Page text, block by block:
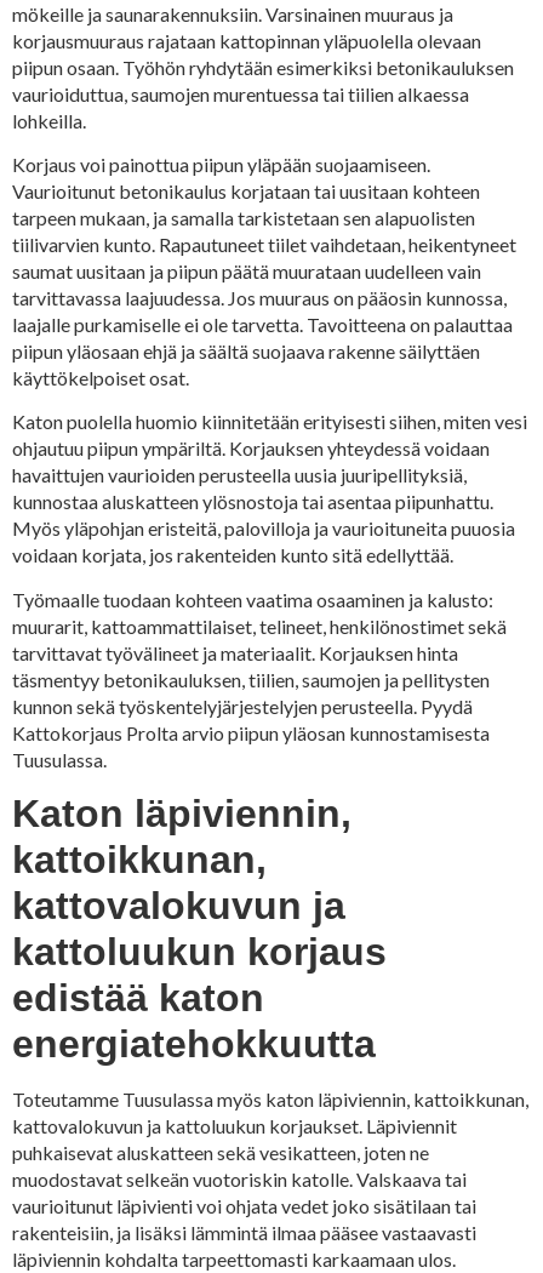
mökeille ja saunarakennuksiin. Varsinainen muuraus ja
korjausmuuraus rajataan kattopinnan yläpuolella olevaan
piipun osaan. Työhön ryhdytään esimerkiksi betonikauluksen
vaurioiduttua, saumojen murentuessa tai tiilien alkaessa
lohkeilla.
Korjaus voi painottua piipun yläpään suojaamiseen.
Vaurioitunut betonikaulus korjataan tai uusitaan kohteen
tarpeen mukaan, ja samalla tarkistetaan sen alapuolisten
tiilivarvien kunto. Rapautuneet tiilet vaihdetaan, heikentyneet
saumat uusitaan ja piipun päätä muurataan uudelleen vain
tarvittavassa laajuudessa. Jos muuraus on pääosin kunnossa,
laajalle purkamiselle ei ole tarvetta. Tavoitteena on palauttaa
piipun yläosaan ehjä ja säältä suojaava rakenne säilyttäen
käyttökelpoiset osat.
Katon puolella huomio kiinnitetään erityisesti siihen, miten vesi
ohjautuu piipun ympäriltä. Korjauksen yhteydessä voidaan
havaittujen vaurioiden perusteella uusia juuripellityksiä,
kunnostaa aluskatteen ylösnostoja tai asentaa piipunhattu.
Myös yläpohjan eristeitä, palovilloja ja vaurioituneita puuosia
voidaan korjata, jos rakenteiden kunto sitä edellyttää.
Työmaalle tuodaan kohteen vaatima osaaminen ja kalusto:
muurarit, kattoammattilaiset, telineet, henkilönostimet sekä
tarvittavat työvälineet ja materiaalit. Korjauksen hinta
täsmentyy betonikauluksen, tiilien, saumojen ja pellitysten
kunnon sekä työskentelyjärjestelyjen perusteella. Pyydä
Kattokorjaus Prolta arvio piipun yläosan kunnostamisesta
Tuusulassa.
Katon läpiviennin,
kattoikkunan,
kattovalokuvun ja
kattoluukun korjaus
edistää katon
energiatehokkuutta
Toteutamme Tuusulassa myös katon läpiviennin, kattoikkunan,
kattovalokuvun ja kattoluukun korjaukset. Läpiviennit
puhkaisevat aluskatteen sekä vesikatteen, joten ne
muodostavat selkeän vuotoriskin katolle. Valskaava tai
vaurioitunut läpivienti voi ohjata vedet joko sisätilaan tai
rakenteisiin, ja lisäksi lämmintä ilmaa pääsee vastaavasti
läpiviennin kohdalta tarpeettomasti karkaamaan ulos.